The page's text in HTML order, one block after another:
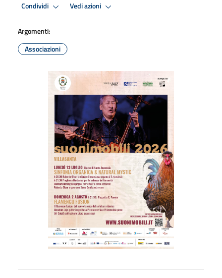
Condividi Vedi azioni
Argomenti:
Associazioni